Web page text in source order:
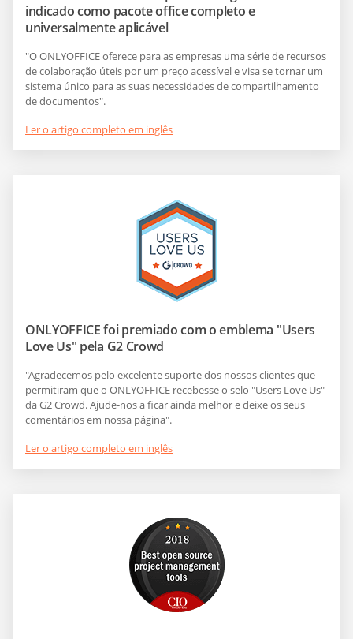
indicado como pacote office completo e
universalmente aplicável
"O ONLYOFFICE oferece para as empresas uma série de recursos
de colaboração úteis por um preço acessível e visa se tornar um
sistema único para as suas necessidades de compartilhamento
de documentos".
Ler o artigo completo em inglês
ONLYOFFICE foi premiado com o emblema "Users
Love Us" pela G2 Crowd
"Agradecemos pelo excelente suporte dos nossos clientes que
permitiram que o ONLYOFFICE recebesse o selo "Users Love Us"
da G2 Crowd. Ajude-nos a ficar ainda melhor e deixe os seus
comentários em nossa página".
Ler o artigo completo em inglês